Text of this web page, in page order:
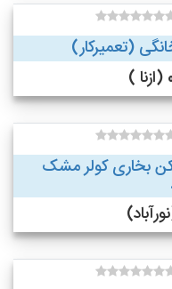
(تعمیرکار)
بخاری کولر مشک